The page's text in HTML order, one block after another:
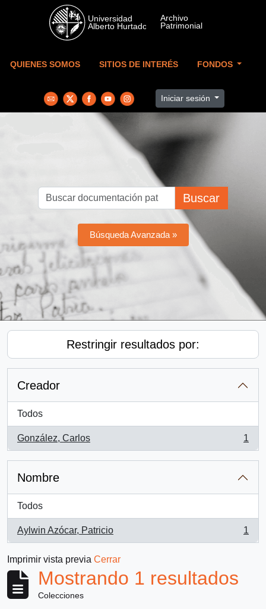
Skip to main content
QUIENES SOMOS SITIOS DE INTERÉS FONDOS
Iniciar sesión
Buscar
Búsqueda Avanzada »
Restringir resultados por:
Creador
Todos
González, Carlos
, 1 resultados
1
Nombre
Todos
Aylwin Azócar, Patricio
, 1 resultados
1
Imprimir vista previa Cerrar
Mostrando 1 resultados
Colecciones